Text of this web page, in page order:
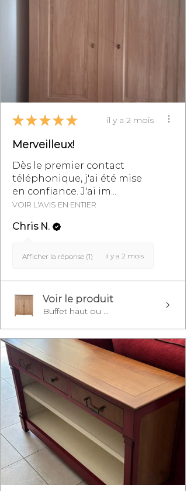
Générales de Vente,
★ ★ ★ ★ ★ il y a 2 mois
Merveilleux!
Dès le premier contact
téléphonique, j'ai été mise
en confiance. J'ai im...
VOIR L'AVIS EN ENTIER
Chris N.
Afficher la réponse (1) il y a 2 mois
Voir le produit
Buffet haut ou ...